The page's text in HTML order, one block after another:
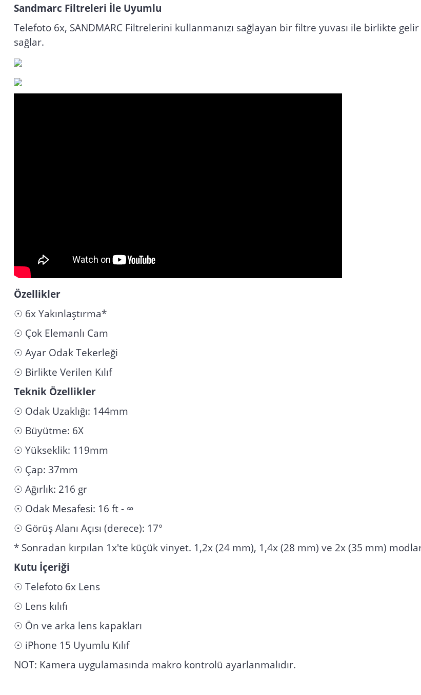
Sandmarc Filtreleri İle Uyumlu
Telefoto 6x, SANDMARC Filtrelerini kullanmanızı sağlayan bir filtre yuvası ile birlikte
sağlar.
Özellikler
☉ 6x Yakınlaştırma*
☉ Çok Elemanlı Cam
☉ Ayar Odak Tekerleği
☉ Birlikte Verilen Kılıf
Teknik Özellikler
☉ Odak Uzaklığı: 144mm
☉ Büyütme: 6X
☉ Yükseklik: 119mm
☉ Çap: 37mm
☉ Ağırlık: 216 gr
☉ Odak Mesafesi: 16 ft - ∞
☉ Görüş Alanı Açısı (derece): 17°
* Sonradan kırpılan 1x'te küçük vinyet. 1,2x (24 mm), 1,4x (28 mm) ve 2x (35 mm)
Kutu İçeriği
☉ Telefoto 6x Lens
☉ Lens kılıfı
☉ Ön ve arka lens kapakları
☉ iPhone 15 Uyumlu Kılıf
NOT: Kamera uygulamasında makro kontrolü ayarlanmalıdır.